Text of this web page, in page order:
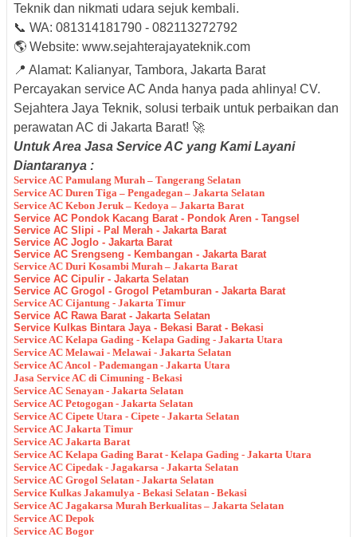
Teknik dan nikmati udara sejuk kembali.
📞 WA: 081314181790 - 082113272792
🌎 Website: www.sejahterajayateknik.com
📍 Alamat: Kalianyar, Tambora, Jakarta Barat
Percayakan service AC Anda hanya pada ahlinya! CV.
Sejahtera Jaya Teknik, solusi terbaik untuk perbaikan dan
perawatan AC di Jakarta Barat! 🚀
Untuk Area Jasa Service AC yang Kami Layani
Diantaranya :
Service AC Pamulang Murah – Tangerang Selatan
Service AC Duren Tiga – Pengadegan – Jakarta Selatan
Service AC Kebon Jeruk – Kedoya – Jakarta Barat
Service AC Pondok Kacang Barat - Pondok Aren - Tangsel
Service AC Slipi - Pal Merah - Jakarta Barat
Service AC Joglo - Jakarta Barat
Service AC Srengseng - Kembangan - Jakarta Barat
Service AC Duri Kosambi Murah – Jakarta Barat
Service AC Cipulir - Jakarta Selatan
Service AC Grogol - Grogol Petamburan - Jakarta Barat
Service AC Cijantung - Jakarta Timur
Service AC Rawa Barat - Jakarta Selatan
Service Kulkas Bintara Jaya - Bekasi Barat - Bekasi
Service AC Kelapa Gading - Kelapa Gading - Jakarta Utara
Service AC Melawai - Melawai - Jakarta Selatan
Service AC Ancol - Pademangan - Jakarta Utara
Jasa Service AC di Cimuning - Bekasi
Service AC Senayan - Jakarta Selatan
Service AC Petogogan - Jakarta Selatan
Service AC Cipete Utara - Cipete - Jakarta Selatan
Service AC Jakarta Timur
Service AC Jakarta Barat
Service AC Kelapa Gading Barat - Kelapa Gading - Jakarta Utara
Service AC Cipedak - Jagakarsa - Jakarta Selatan
Service AC Grogol Selatan - Jakarta Selatan
Service Kulkas Jakamulya - Bekasi Selatan - Bekasi
Service AC Jagakarsa Murah Berkualitas – Jakarta Selatan
Service AC Depok
Service AC Bogor